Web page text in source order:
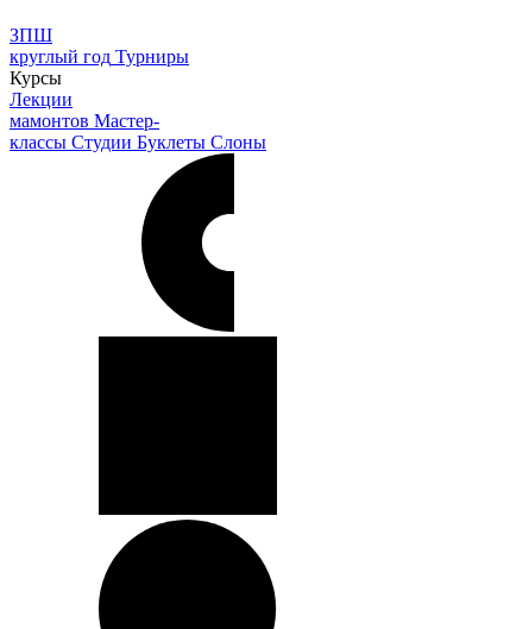
ЗПШ
круглый год Турниры
Курсы
Лекции
мамонтов Мастер-
классы Студии Буклеты Слоны